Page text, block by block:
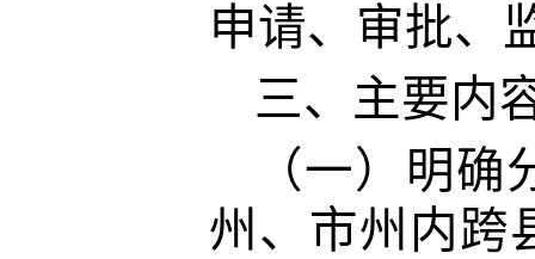
申请、审批、
三、主要内
（一）明
州、市州内跨